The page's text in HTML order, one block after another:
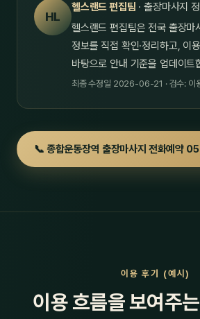
HL
헬스랜드 편집팀 · 출장마사지
헬스랜드 편집팀은 전국 출장마
정보를 직접 확인·정리하고, 이
바탕으로 안내 기준을 업데이트
최종 수정일 2026-06-21 · 검수: 이
📞 종합운동장역 출장마사지 전화예약
이용 후기 (예시)
이용 흐름을 보여주